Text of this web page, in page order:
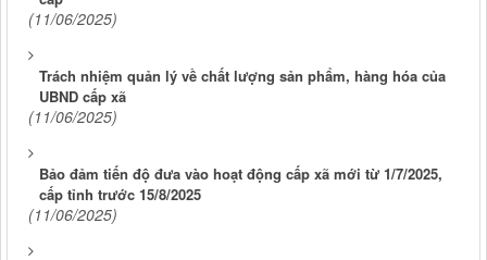
(11/06/2025)
Trách nhiệm quản lý về chất lượng sản phẩm, hàng hóa của
UBND cấp xã
(11/06/2025)
Bảo đảm tiến độ đưa vào hoạt động cấp xã mới từ 1/7/2025,
cấp tỉnh trước 15/8/2025
(11/06/2025)